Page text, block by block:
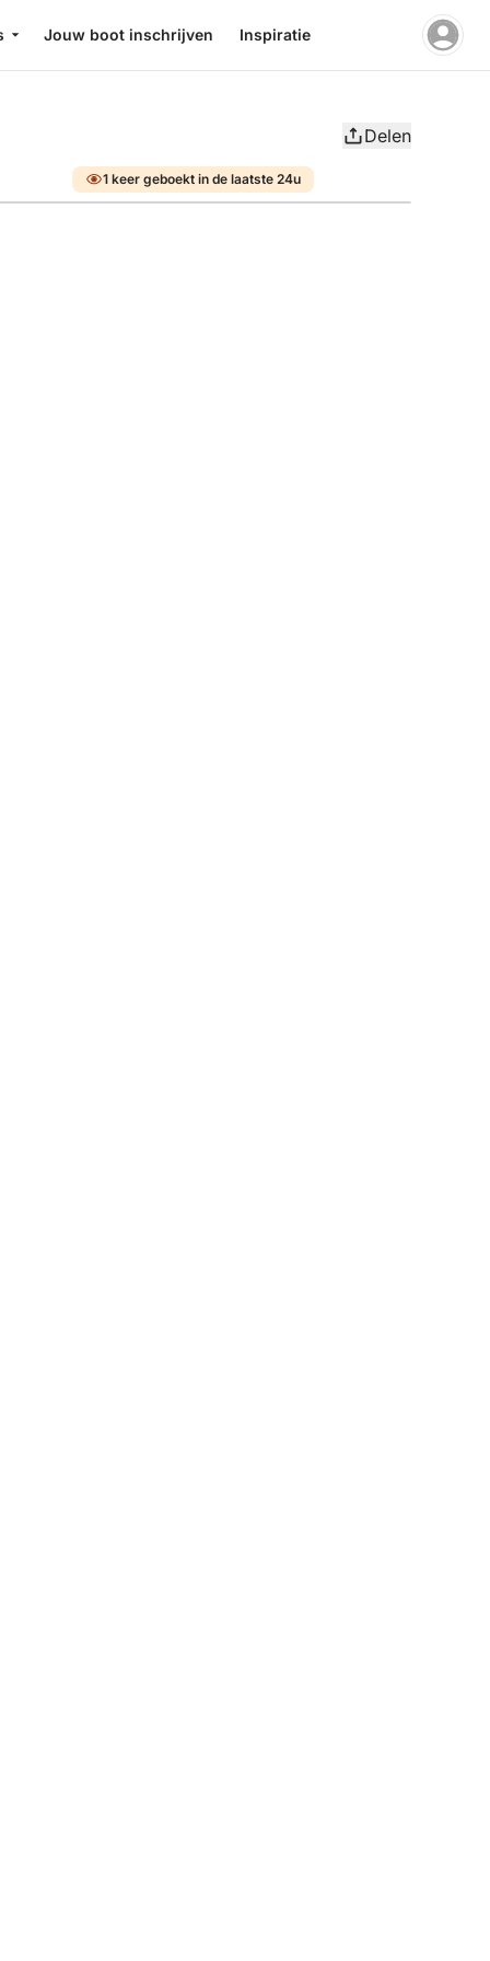
Jouw boot inschrijven Inspiratie
Delen
1 keer geboekt in de laatste 24u